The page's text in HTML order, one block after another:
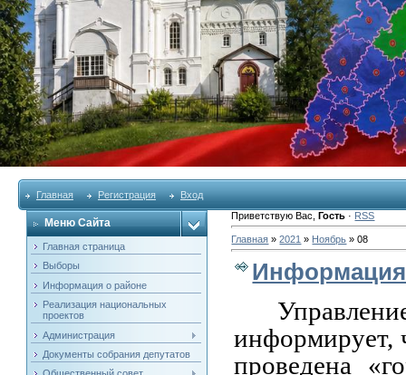
Главная Регистрация Вход
Меню Сайта
Главная страница
Выборы
Информация о районе
Реализация национальных
проектов
Администрация
Документы собрания депутатов
Приветствую Вас ,Гость · RSS
Главная »2021 » Ноябрь » 08
проведена